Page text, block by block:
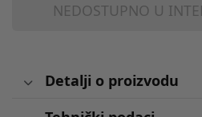
NEDOSTUPNO U
Detalji o proizvodu